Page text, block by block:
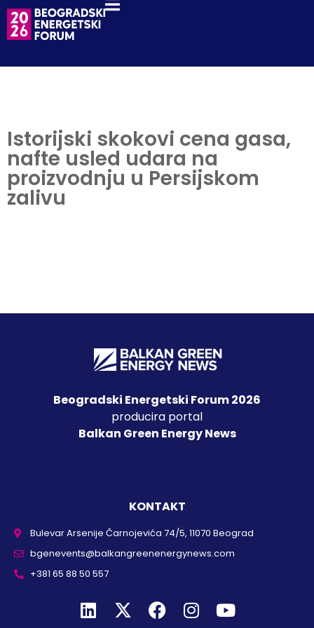
Istorijski skokovi cena gasa,
nafte usled udara na
proizvodnju u Persijskom
zalivu
Beogradski Energetski Forum 2026
producira portal
Balkan Green Energy News
KONTAKT
Bulevar Arsenije Čarnojevića 74/5, 11070 Beograd
bgenevents@balkangreenenergynews.com
+381 65 88 50 557